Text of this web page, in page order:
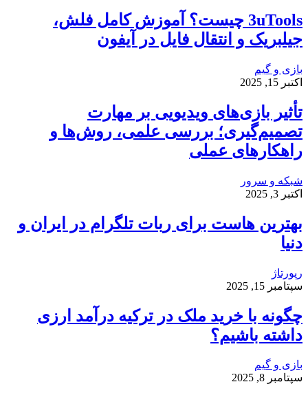
3uTools چیست؟ آموزش کامل فلش،
جیلبریک و انتقال فایل در آیفون
بازی و گیم
اکتبر 15, 2025
تأثیر بازی‌های ویدیویی بر مهارت
تصمیم‌گیری؛ بررسی علمی، روش‌ها و
راهکارهای عملی
شبکه و سرور
اکتبر 3, 2025
بهترین هاست برای ربات تلگرام در ایران و
دنیا
رپورتاژ
سپتامبر 15, 2025
چگونه با خرید ملک در ترکیه درآمد ارزی
داشته باشیم؟
بازی و گیم
سپتامبر 8, 2025